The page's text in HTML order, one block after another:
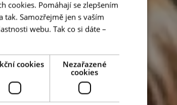
cookies. Pomáhají se zlepšením
Samozřejmě jen s vaším
webu. Tak co si dáte –
cookies
Nezařazené
cookies